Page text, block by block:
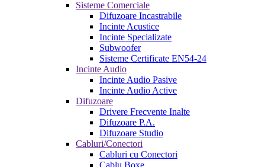
Sisteme Comerciale
Difuzoare Incastrabile
Incinte Acustice
Incinte Specializate
Subwoofer
Sisteme Certificate EN54-24
Incinte Audio
Incinte Audio Pasive
Incinte Audio Active
Difuzoare
Drivere Frecvente Inalte
Difuzoare P.A.
Difuzoare Studio
Cabluri/Conectori
Cabluri cu Conectori
Cablu Boxe